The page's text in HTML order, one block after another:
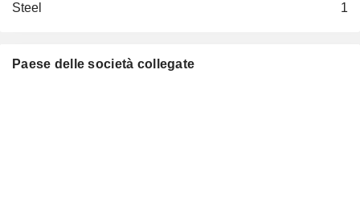
Steel
1
Paese delle società collegate